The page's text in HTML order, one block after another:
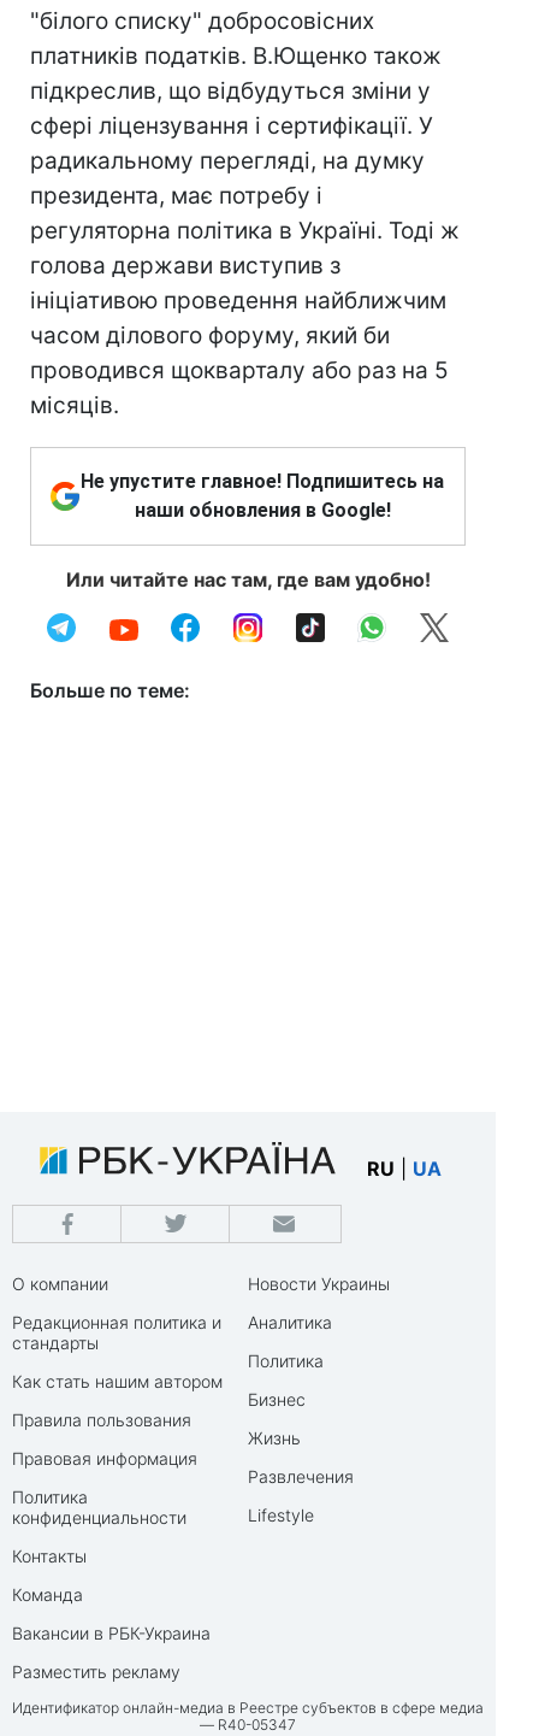
"білого списку" добросовісних
платників податків. В.Ющенко також
підкреслив, що відбудуться зміни у
сфері ліцензування і сертифікації. У
радикальному перегляді, на думку
президента, має потребу і
регуляторна політика в Україні. Тоді ж
голова держави виступив з
ініціативою проведення найближчим
часом ділового форуму, який би
проводився щокварталу або раз на 5
місяців.
Не упустите главное! Подпишитесь на
наши обновления в Google!
Или читайте нас там, где вам удобно!
Больше по теме:
RU UA
О компании
Редакционная политика и
стандарты
Как стать нашим автором
Правила пользования
Правовая информация
Политика
конфиденциальности
Контакты
Команда
Вакансии в РБК-Украина
Разместить рекламу
Новости Украины
Аналитика
Политика
Бизнес
Жизнь
Развлечения
Lifestyle
Идентификатор онлайн-медиа в Реестре субъектов в сфере медиа
— R40-05347